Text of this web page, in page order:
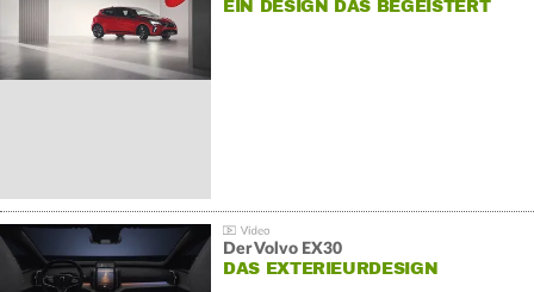
EIN DESIGN DAS BEGEISTERT
Der Volvo EX30
DAS EXTERIEURDESIGN